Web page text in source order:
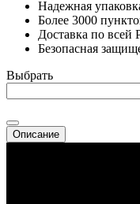
Надежная
Более 3000
Доставка по всей
Безопасная
Выбрать
Описание